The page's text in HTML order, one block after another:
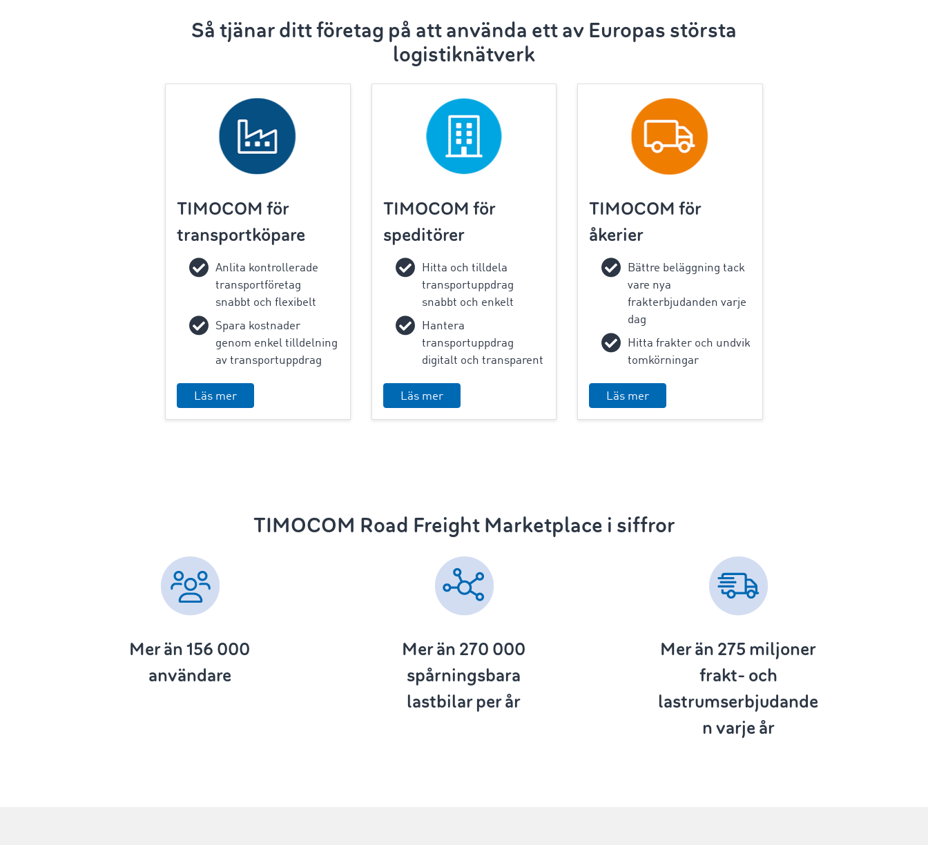
Så tjänar ditt företag på att använda ett av Europas största
logistiknätverk
TIMOCOM för
transportköpare
Anlita kontrollerade
transportföretag
snabbt och flexibelt
Spara kostnader
genom enkel tilldelning
av transportuppdrag
Läs mer
TIMOCOM för
speditörer
Hitta och tilldela
transportuppdrag
snabbt och enkelt
Hantera
transportuppdrag
digitalt och transparent
Läs mer
TIMOCOM för
åkerier
Bättre beläggning tack
vare nya
frakterbjudanden varje
dag
Hitta frakter och undvik
tomkörningar
Läs mer
TIMOCOM Road Freight Marketplace i siffror
Mer än 156 000
användare
Mer än 270 000
spårningsbara
lastbilar per år
Mer än 275 miljoner
frakt- och
lastrumserbjudande
n varje år